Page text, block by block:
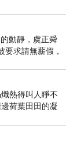
動靜，虞正舜
求請無薪假，
熱得叫人睜不
荷葉田田的凝